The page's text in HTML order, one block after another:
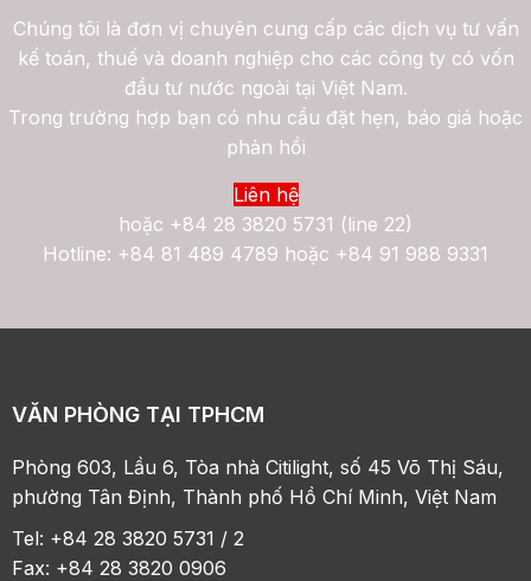
Chúng tôi là đơn vị chuyên cung cấp các dịch vụ tư vấn
kế toán, thuế và doanh nghiệp cho các công ty có vốn
đầu tư nước ngoài tại Việt Nam.
Trong trường hợp bạn có nhu cầu đặt hẹn, báo giá hoặc
phản hồi
Liên hệ
hoặc +84 28 3820 5731 (line 22)
Hotline: +84 81 489 4789 hoặc +84 91 988 9331
VĂN PHÒNG TẠI TPHCM
Phòng 603, Lầu 6, Tòa nhà Citilight, số 45 Võ Thị Sáu,
phường Tân Định, Thành phố Hồ Chí Minh, Việt Nam
Tel: +84 28 3820 5731 / 2
Fax: +84 28 3820 0906